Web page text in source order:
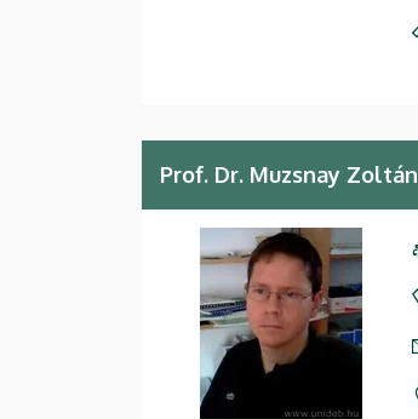
Prof. Dr. Muzsnay Zoltán